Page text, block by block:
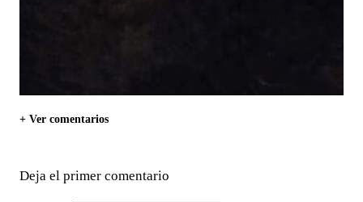
+ Ver comentarios
Deja el primer comentario